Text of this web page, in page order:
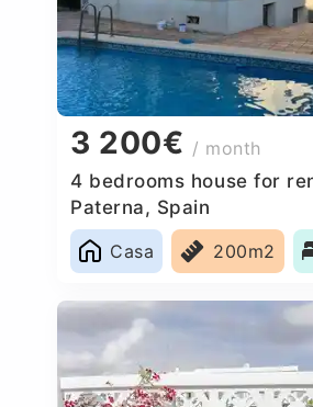
3 200€ / month
4 bedrooms house for
Paterna, Spain
Casa
200m2